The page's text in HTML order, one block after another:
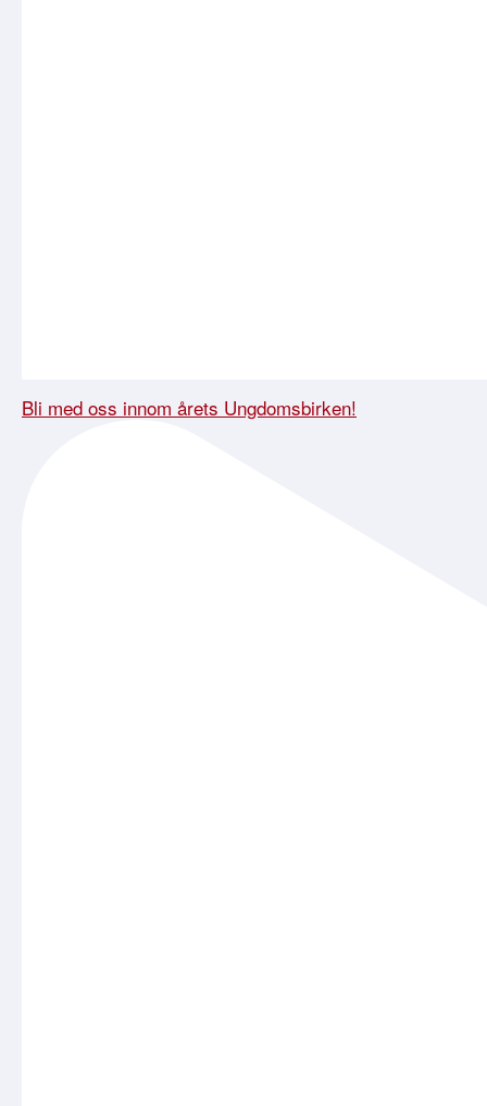
Bli med oss innom årets Ungdomsbirken!